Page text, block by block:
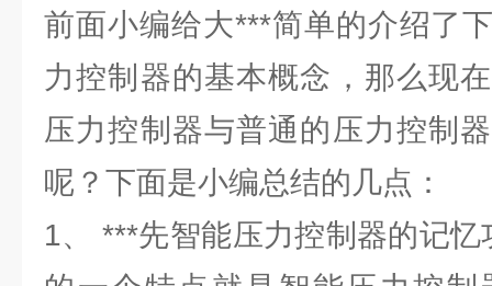
前面小编给大***简单的介绍了
力控制器的基本概念，那么现
压力控制器与普通的压力控制
呢？下面是小编总结的几点：
1、 ***先智能压力控制器的记